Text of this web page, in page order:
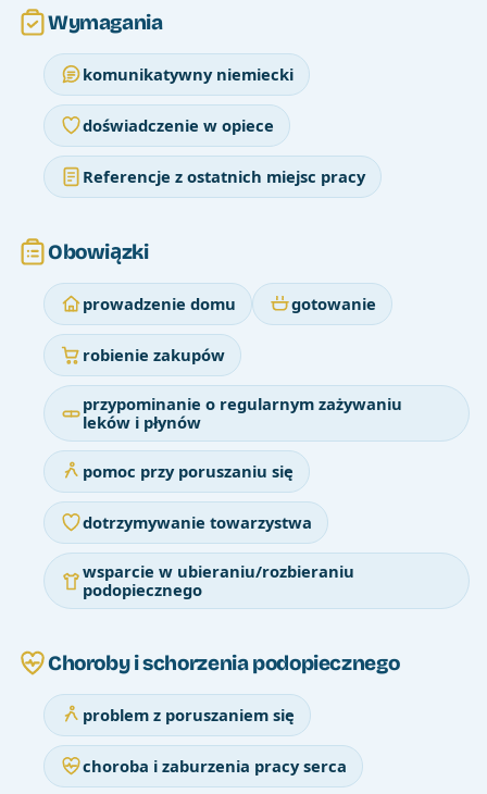
Wymagania
komunikatywny niemiecki
doświadczenie w opiece
Referencje z ostatnich miejsc pracy
Obowiązki
prowadzenie domu gotowanie
robienie zakupów
przypominanie o regularnym zażywaniu
leków i płynów
pomoc przy poruszaniu się
dotrzymywanie towarzystwa
wsparcie w ubieraniu/rozbieraniu
podopiecznego
Choroby i schorzenia podopiecznego
problem z poruszaniem się
choroba i zaburzenia pracy serca